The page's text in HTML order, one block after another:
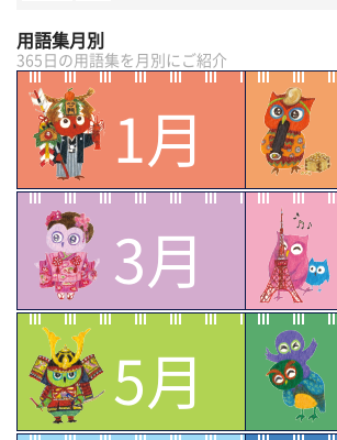
用語集月別
365日の用語集を月別にご紹介
1月
3月
5月